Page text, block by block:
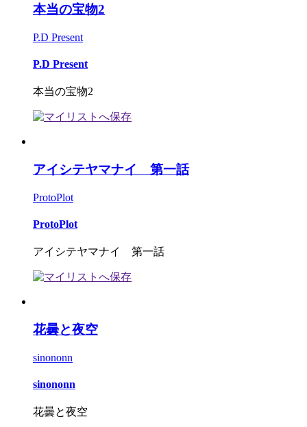
本当の宝物2
P.D Present
P.D Present
本当の宝物2
アイシテヤマナイ 第一話
ProtoPlot
ProtoPlot
アイシテヤマナイ 第一話
花曇と夜空
sinononn
sinononn
花曇と夜空